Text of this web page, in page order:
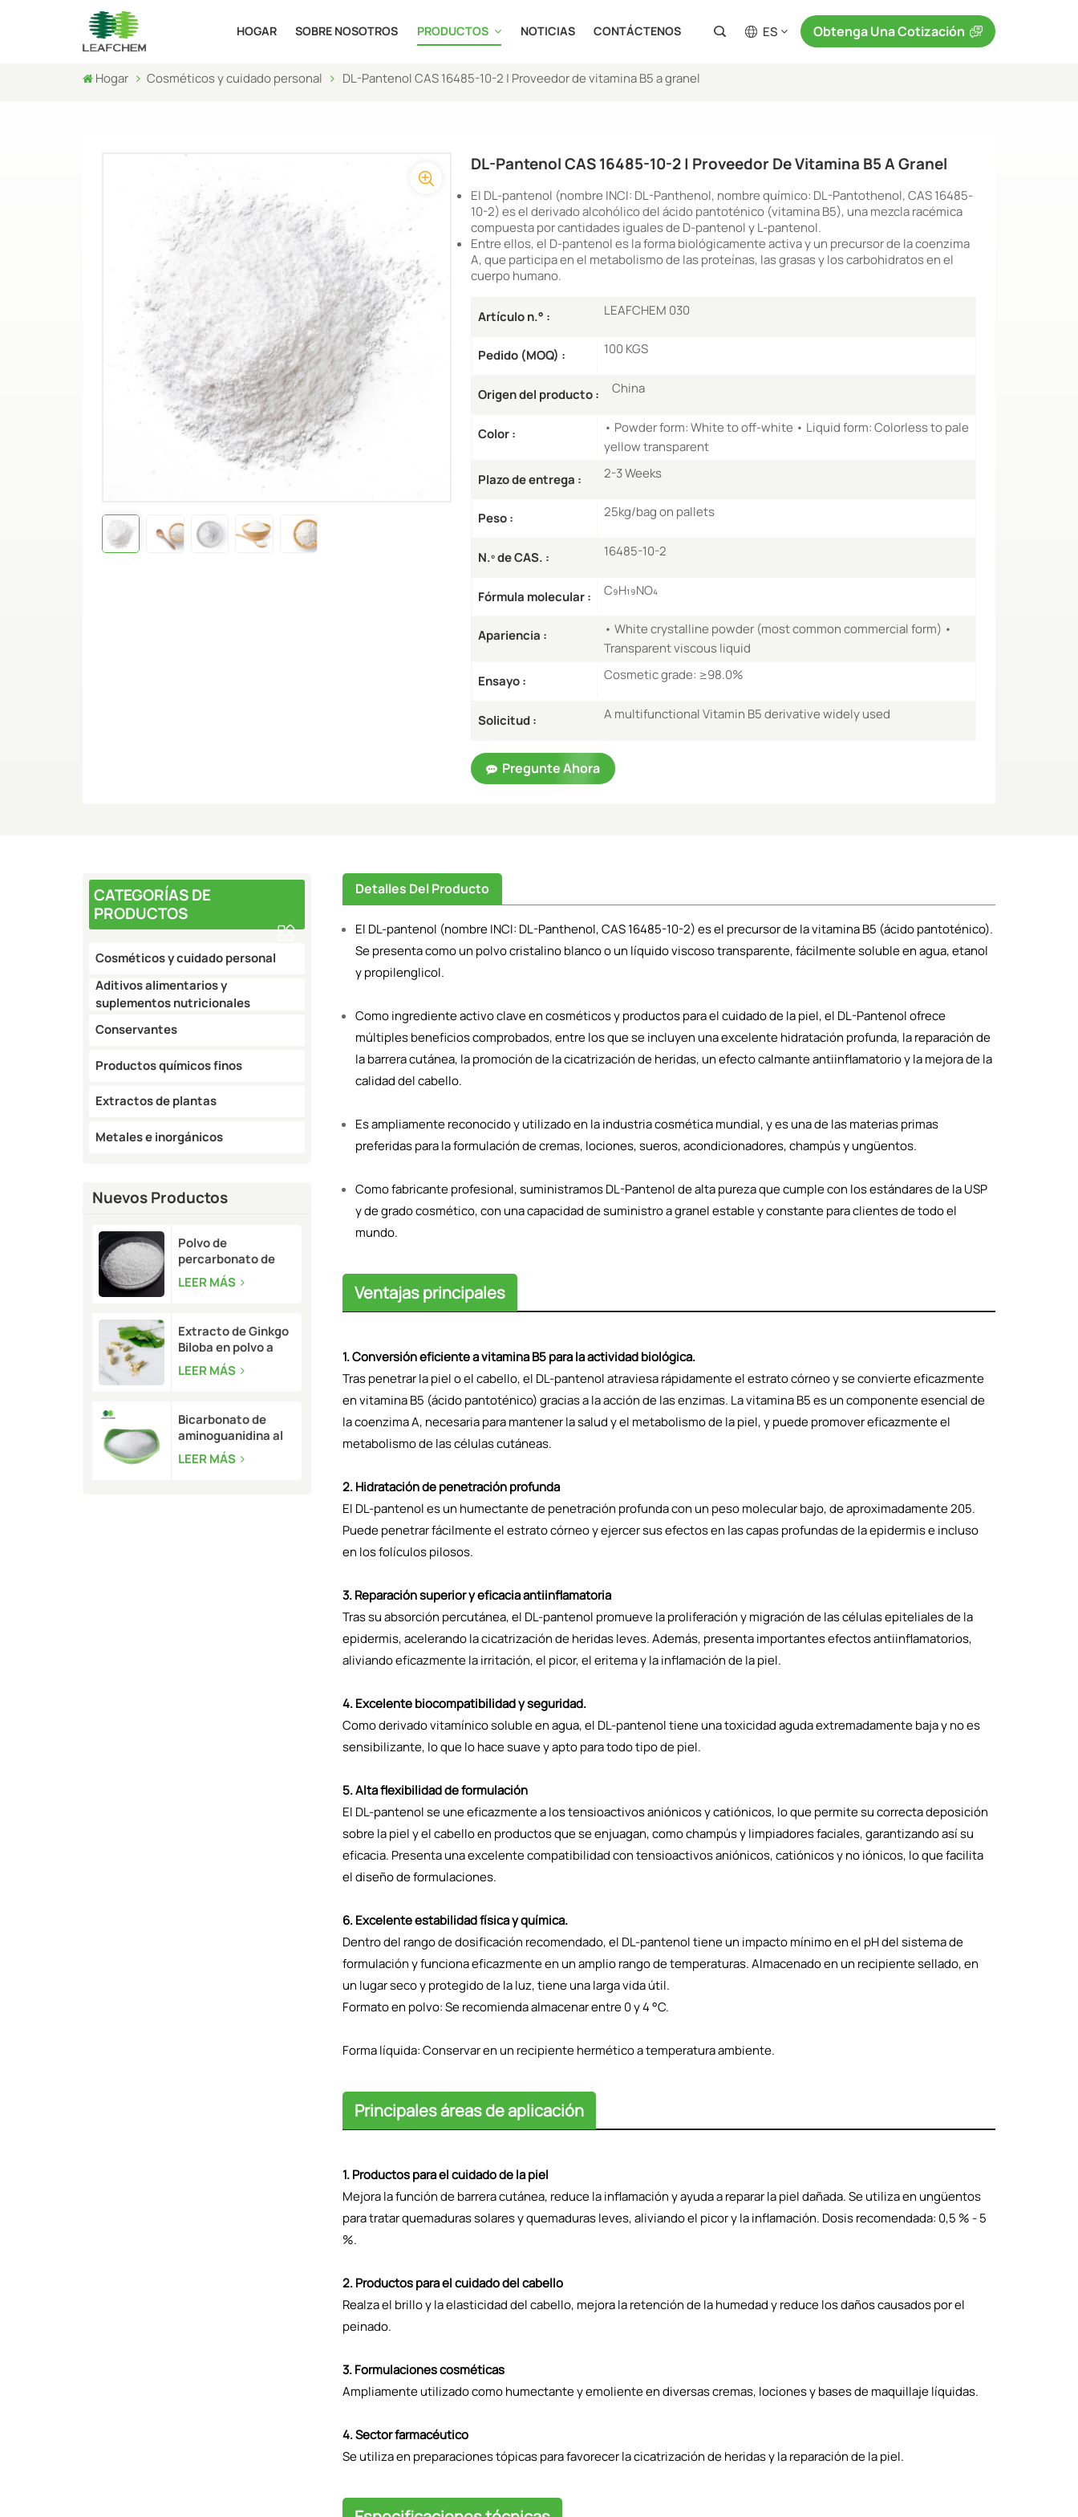
HOGAR SOBRE NOSOTROS PRODUCTOS NOTICIAS CONTÁCTENOS ES
ru
es
ja
Obtenga Una Cotización
Hogar Cosméticos y cuidado personal DL-Pantenol CAS 16485-10-2 | Proveedor de vitamina B5 a granel
DL-Pantenol CAS 16485-10-2 | Proveedor De Vitamina B5 A Granel
El DL-pantenol (nombre INCI: DL-Panthenol, nombre químico: DL-Pantothenol, CAS 16485-
10-2) es el derivado alcohólico del ácido pantoténico (vitamina B5), una mezcla racémica
compuesta por cantidades iguales de D-pantenol y L-pantenol.
Entre ellos, el D-pantenol es la forma biológicamente activa y un precursor de la coenzima
A, que participa en el metabolismo de las proteínas, las grasas y los carbohidratos en el
cuerpo humano.
Artículo n.° : LEAFCHEM 030
Pedido (MOQ) : 100 KGS
Origen del producto : China
Color :
• Powder form: White to off-white • Liquid form: Colorless to pale
yellow transparent
Plazo de entrega :
2-3 Weeks
Peso : 25kg/bag on pallets
N.º de CAS. : 16485-10-2
Fórmula molecular : C₉H₁₉NO₄
Apariencia :
• White crystalline powder (most common commercial form) •
Transparent viscous liquid
Ensayo :
Cosmetic grade: ≥98.0%
Solicitud : A multifunctional Vitamin B5 derivative widely used
Pregunte Ahora
CATEGORÍAS DE
PRODUCTOS
Cosméticos y cuidado personal
Aditivos alimentarios y
suplementos nutricionales
Conservantes
Productos químicos finos
Extractos de plantas
Metales e inorgánicos
Nuevos Productos
Polvo de
percarbonato de
sodio a granel | CAS
15630-89-4
LEER MÁS
Extracto de Ginkgo
Biloba en polvo a
granel | CAS 90045-
36-6
LEER MÁS
Bicarbonato de
aminoguanidina al
99,5 % a granel |
CAS 2582-30-1
LEER MÁS
Detalles Del Producto
El DL-pantenol (nombre INCI: DL-Panthenol, CAS 16485-10-2) es el precursor de la vitamina B5 (ácido pantoténico).
Se presenta como un polvo cristalino blanco o un líquido viscoso transparente, fácilmente soluble en agua, etanol
y propilenglicol.
Como ingrediente activo clave en cosméticos y productos para el cuidado de la piel, el DL-Pantenol ofrece
múltiples beneficios comprobados, entre los que se incluyen una excelente hidratación profunda, la reparación de
la barrera cutánea, la promoción de la cicatrización de heridas, un efecto calmante antiinflamatorio y la mejora de la
calidad del cabello.
Es ampliamente reconocido y utilizado en la industria cosmética mundial, y es una de las materias primas
preferidas para la formulación de cremas, lociones, sueros, acondicionadores, champús y ungüentos.
Como fabricante profesional, suministramos DL-Pantenol de alta pureza que cumple con los estándares de la USP
y de grado cosmético, con una capacidad de suministro a granel estable y constante para clientes de todo el
mundo.
Ventajas principales
1. Conversión eficiente a vitamina B5 para la actividad biológica.
Tras penetrar la piel o el cabello, el DL-pantenol atraviesa rápidamente el estrato córneo y se convierte eficazmente
en vitamina B5 (ácido pantoténico) gracias a la acción de las enzimas. La vitamina B5 es un componente esencial de
la coenzima A, necesaria para mantener la salud y el metabolismo de la piel, y puede promover eficazmente el
metabolismo de las células cutáneas.
2. Hidratación de penetración profunda
El DL-pantenol es un humectante de penetración profunda con un peso molecular bajo, de aproximadamente 205.
Puede penetrar fácilmente el estrato córneo y ejercer sus efectos en las capas profundas de la epidermis e incluso
en los folículos pilosos.
3. Reparación superior y eficacia antiinflamatoria
Tras su absorción percutánea, el DL-pantenol promueve la proliferación y migración de las células epiteliales de la
epidermis, acelerando la cicatrización de heridas leves. Además, presenta importantes efectos antiinflamatorios,
aliviando eficazmente la irritación, el picor, el eritema y la inflamación de la piel.
4. Excelente biocompatibilidad y seguridad.
Como derivado vitamínico soluble en agua, el DL-pantenol tiene una toxicidad aguda extremadamente baja y no es
sensibilizante, lo que lo hace suave y apto para todo tipo de piel.
5. Alta flexibilidad de formulación
El DL-pantenol se une eficazmente a los tensioactivos aniónicos y catiónicos, lo que permite su correcta deposición
sobre la piel y el cabello en productos que se enjuagan, como champús y limpiadores faciales, garantizando así su
eficacia. Presenta una excelente compatibilidad con tensioactivos aniónicos, catiónicos y no iónicos, lo que facilita
el diseño de formulaciones.
6. Excelente estabilidad física y química.
Dentro del rango de dosificación recomendado, el DL-pantenol tiene un impacto mínimo en el pH del sistema de
formulación y funciona eficazmente en un amplio rango de temperaturas. Almacenado en un recipiente sellado, en
un lugar seco y protegido de la luz, tiene una larga vida útil.
Formato en polvo: Se recomienda almacenar entre 0 y 4 °C.
Forma líquida: Conservar en un recipiente hermético a temperatura ambiente.
Principales áreas de aplicación
1. Productos para el cuidado de la piel
Mejora la función de barrera cutánea, reduce la inflamación y ayuda a reparar la piel dañada. Se utiliza en ungüentos
para tratar quemaduras solares y quemaduras leves, aliviando el picor y la inflamación. Dosis recomendada: 0,5 % - 5
%.
2. Productos para el cuidado del cabello
Realza el brillo y la elasticidad del cabello, mejora la retención de la humedad y reduce los daños causados ​​por el
peinado.
3. Formulaciones cosméticas
Ampliamente utilizado como humectante y emoliente en diversas cremas, lociones y bases de maquillaje líquidas.
4. Sector farmacéutico
Se utiliza en preparaciones tópicas para favorecer la cicatrización de heridas y la reparación de la piel.